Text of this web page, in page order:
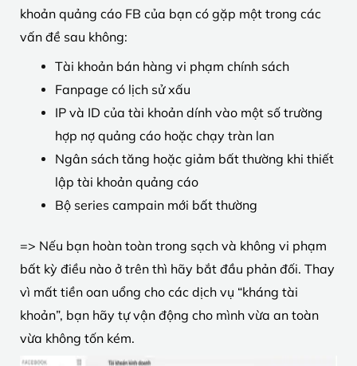
khoản quảng cáo FB của bạn có gặp một trong các
vấn đề sau không:
Tài khoản bán hàng vi phạm chính sách
Fanpage có lịch sử xấu
IP và ID của tài khoản dính vào một số trường
hợp nợ quảng cáo hoặc chạy tràn lan
Ngân sách tăng hoặc giảm bất thường khi thiết
lập tài khoản quảng cáo
Bộ series campain mới bất thường
=> Nếu bạn hoàn toàn trong sạch và không vi phạm
bất kỳ điều nào ở trên thì hãy bắt đầu phản đối. Thay
vì mất tiền oan uổng cho các dịch vụ “kháng tài
khoản”, bạn hãy tự vận động cho mình vừa an toàn
vừa không tốn kém.